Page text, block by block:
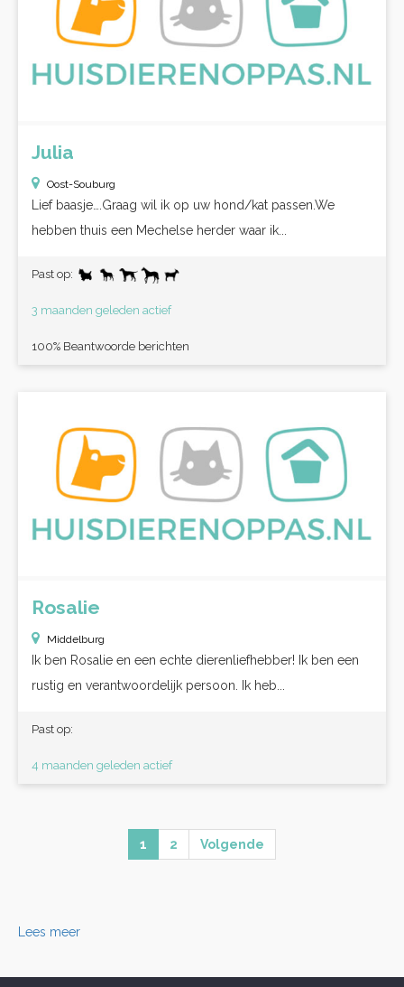
Julia
Oost-Souburg
Lief baasje….Graag wil ik op uw hond/kat passen.We
hebben thuis een Mechelse herder waar ik...
Past op:
3 maanden geleden actief
100% Beantwoorde berichten
Rosalie
Middelburg
Ik ben Rosalie en een echte dierenliefhebber! Ik ben een
rustig en verantwoordelijk persoon. Ik heb...
Past op:
4 maanden geleden actief
1 2 Volgende
Lees meer